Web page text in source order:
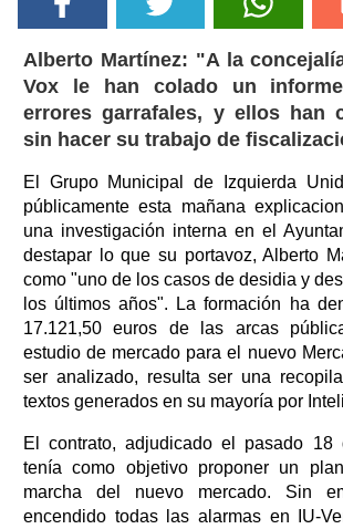
Alberto Martínez: "A la
Vox le han colado un
errores garrafales, y ellos han
sin hacer su trabajo de
El Grupo Municipal de Izquierda
públicamente esta mañana
una investigación interna en el
destapar lo que su portavoz, Alberto
como "uno de los casos de desidia y
los últimos años". La formación ha
17.121,50 euros de las arcas
estudio de mercado para el nuevo
ser analizado, resulta ser una
textos generados en su mayoría por
El contrato, adjudicado el pasado 18
tenía como objetivo proponer un
marcha del nuevo mercado. Sin
encendido todas las alarmas en IU-